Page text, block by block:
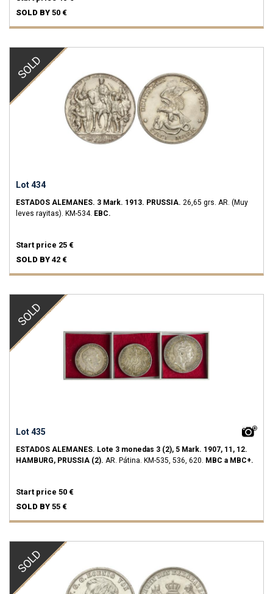
SOLD BY 50 €
SOLD
Lot 434
ESTADOS ALEMANES. 3 Mark. 1913. PRUSSIA. 26,65 grs. AR. (Muy
leves rayitas). KM-534. EBC.
Start price 25 €
SOLD BY 42 €
SOLD
Lot 435
ESTADOS ALEMANES. Lote 3 monedas 3 (2), 5 Mark. 1907, 11, 12.
HAMBURG, PRUSSIA (2). AR. Pátina. KM-535, 536, 620. MBC a MBC+.
Start price 50 €
SOLD BY 55 €
SOLD